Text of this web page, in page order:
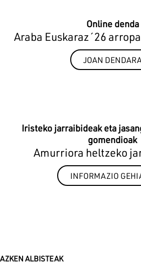
Online denda
Araba Euskaraz´26
JOAN
Iristeko jarraibideak eta
gomendioak
Amurriora heltzeko
INFORMAZIO
AZKEN ALBISTEAK